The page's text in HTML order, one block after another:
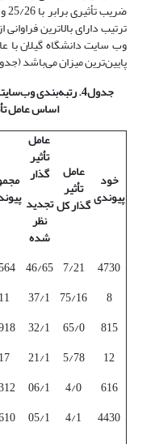
ترتیب دارای بالاترین
پایین‌ترین میزان می‌باشد
جدول4. رتبه‌بندی
اساس عامل
خود
پیوندی
عامل
تأثیر
گذار کل
عامل
تأثیر
گذار
تجدید
نظر
شده
4730
7/21
46/65
8
75/16
37/1
11
815
65/0
32/1
12
5/78
21/1
17
616
4/0
06/1
4430
4/1
05/1